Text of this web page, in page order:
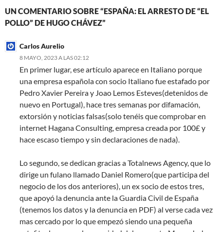
UN COMENTARIO SOBRE “ESPAÑA: EL ARRESTO DE “EL
POLLO” DE HUGO CHÁVEZ”
Carlos Aurelio
8 MAYO, 2023 A LAS 02:12
En primer lugar, ese artículo aparece en Italiano porque
una empresa española con socio Italiano fue estafado por
Pedro Xavier Pereira y Joao Lemos Esteves(detenidos de
nuevo en Portugal), hace tres semanas por difamación,
extorsión y noticias falsas(solo tenéis que comprobar en
internet Hagana Consulting, empresa creada por 100£ y
hace escaso tiempo y sin declaraciones de nada).
Lo segundo, se dedican gracias a Totalnews Agency, que lo
dirige un fulano llamado Daniel Romero(que participa del
negocio de los dos anteriores), un ex socio de estos tres,
que apoyó la denuncia ante la Guardia Civil de España
(tenemos los datos y la denuncia en PDF) al verse cada vez
mas cercado por lo que empezó siendo una pequeña